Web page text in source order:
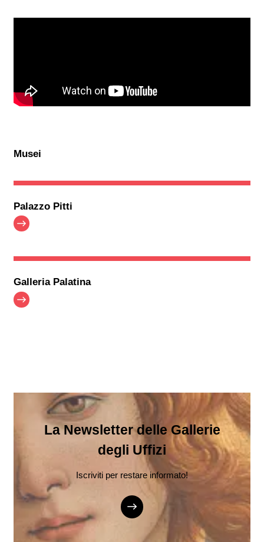
Musei
Palazzo Pitti
Galleria Palatina
La Newsletter delle Gallerie
degli Uffizi
Iscriviti per restare informato!